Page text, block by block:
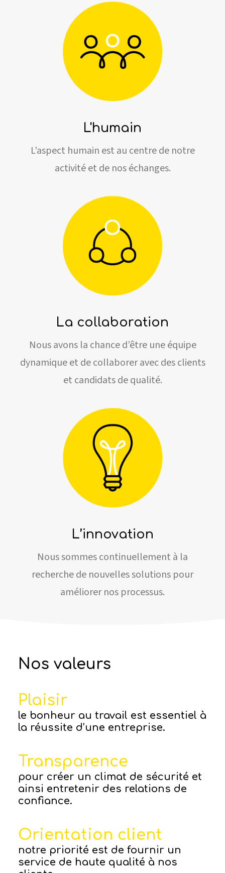
L'humain
L’aspect humain est au centre de notre
activité et de nos échanges.
La collaboration
Nous avons la chance d’être une équipe
dynamique et de collaborer avec des clients
et candidats de qualité.
L’innovation
Nous sommes continuellement à la
recherche de nouvelles solutions pour
améliorer nos processus.
Nos valeurs
Plaisir
le bonheur au travail est essentiel à
la réussite d’une entreprise.
Transparence
pour créer un climat de sécurité et
ainsi entretenir des relations de
confiance.
Orientation client
notre priorité est de fournir un
service de haute qualité à nos